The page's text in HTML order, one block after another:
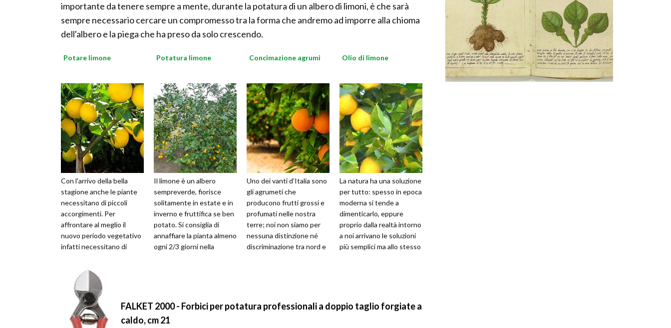
importante da tenere sempre a mente, durante la potatura di un albero di limoni, è che sarà
sempre necessario cercare un compromesso tra la forma che andremo ad imporre alla chioma
dell'albero e la piega che ha preso da solo crescendo.
Potare limone
Con l'arrivo della bella
stagione anche le piante
necessitano di piccoli
accorgimenti. Per
affrontare al meglio il
nuovo periodo vegetativo
infatti necessitano di
modo la pianta...
Potatura limone
Il limone è un albero
sempreverde, fiorisce
solitamente in estate e in
inverno e fruttifica se ben
potato. Si consiglia di
annaffiare la pianta almeno
ogni 2/3 giorni nella
Concimazione agrumi
Uno dei vanti d’Italia sono
gli agrumeti che
producono frutti grossi e
profumati nelle nostra
terre; noi non siamo per
nessuna distinzione né
discriminazione tra nord e
Olio di limone
La natura ha una soluzione
per tutto: spesso in epoca
moderna si tende a
dimenticarlo, eppure
proprio dalla realtà intorno
a noi arrivano le soluzioni
più semplici ma allo stesso
FALKET 2000 - Forbici per potatura professionali a doppio taglio forgiate a
caldo, cm 21